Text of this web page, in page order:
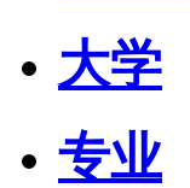
大学
专业